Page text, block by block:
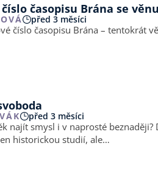
časopisu Brána se
před 3 měsíci
číslo časopisu Brána – tentokrát
před 3 měsíci
najít smysl i v naprosté
historickou studií, ale…